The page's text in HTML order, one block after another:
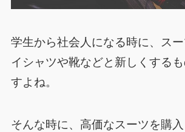
学生から社会人になる時に、ス
イシャツや靴などと新しくする
すよね。
そんな時に、高価なスーツを購